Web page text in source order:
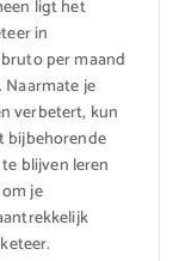
ligt het
in
per maand
je
verbetert, kun
bijbehorende
blijven leren
je